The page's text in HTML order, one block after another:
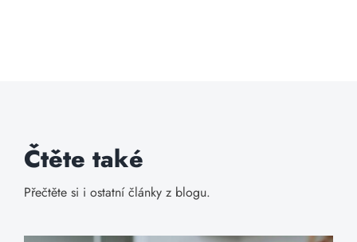
Čtěte také
Přečtěte si i ostatní články z blogu.